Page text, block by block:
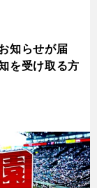
知らせが届
を受け取る方